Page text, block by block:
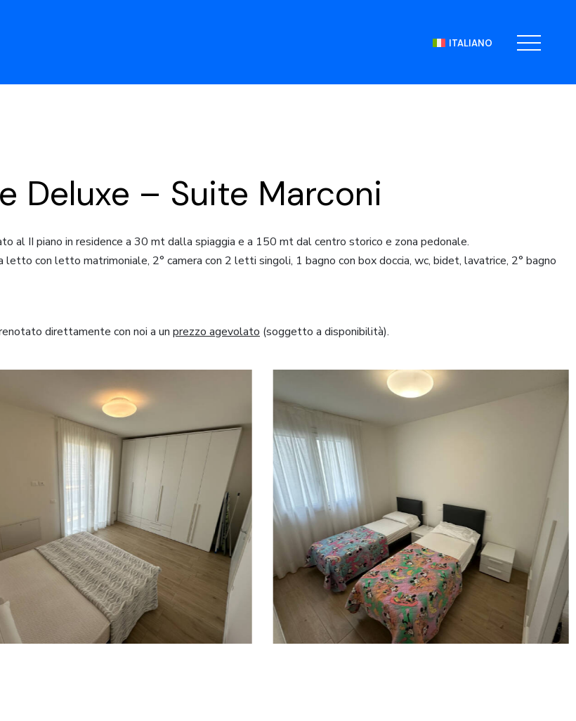
ITALIANO
Deluxe – Suite Marconi
al II piano in residence a 30 mt dalla spiaggia e a 150 mt dal centro storico e zona pedonale.
con letto matrimoniale, 2° camera con 2 letti singoli, 1 bagno con box doccia, wc, bidet, lavatrice, 2° bagno
direttamente con noi a un prezzo agevolato (soggetto a disponibilità).